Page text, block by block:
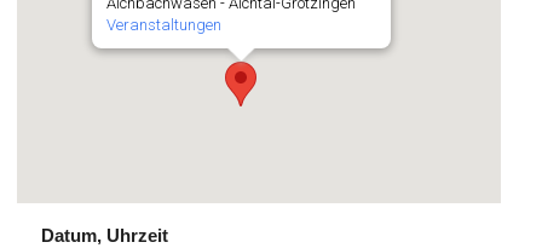
Veranstaltungen
Datum, Uhrzeit